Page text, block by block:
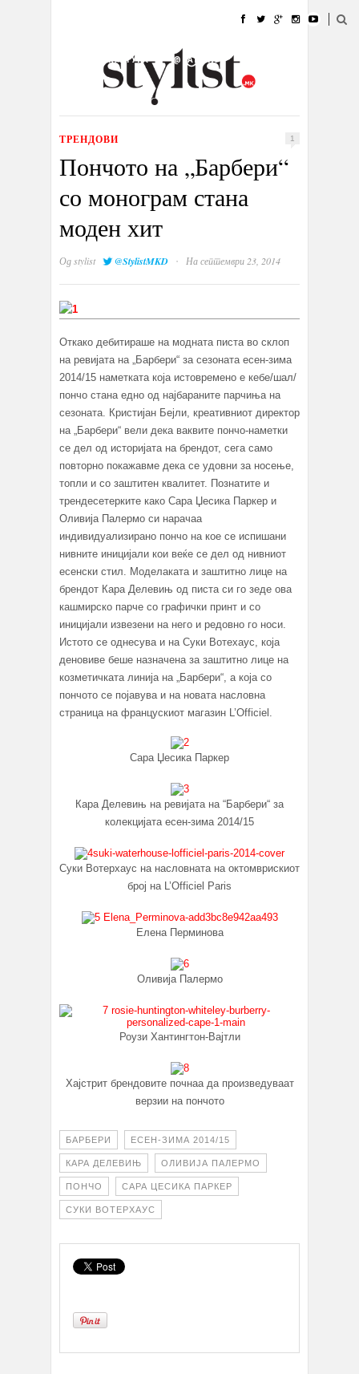
УБАВИНА
КУЛТУРА @РАБОТА
ИЗЛОГ
ТРЕНДОВИ 1
Пончото на „Барбери“
со монограм стана
моден хит
Одstylist @StylistMKD · На септември 23, 2014
Откако дебитираше на модната писта во склоп
на ревијата на „Барбери“ за сезоната есен-зима
2014/15 наметката која истовремено е кебе/шал/
пончо стана едно од најбараните парчиња на
сезоната. Кристијан Бејли, креативниот директор
на „Барбери“ вели дека ваквите пончо-наметки
се дел од историјата на брендот, сега само
повторно покажавме дека се удовни за носење,
топли и со заштитен квалитет. Познатите и
трендесетерките како Сара Џесика Паркер и
Оливија Палермо си нарачаа
индивидуализирано пончо на кое се испишани
нивните иницијали кои веќе се дел од нивниот
есенски стил. Моделаката и заштитно лице на
брендот Кара Делевињ од писта си го зеде ова
кашмирско парче со графички принт и со
иницијали извезени на него и редовно го носи.
Истото се однесува и на Суки Вотехаус, која
деновиве беше назначена за заштитно лице на
козметичката линија на „Барбери“, а која со
пончото се појавува и на новата насловна
страница на францускиот магазин L’Officiel.
Сара Џесика Паркер
Кара Делевињ на ревијата на “Барбери“ за
колекцијата есен-зима 2014/15
Суки Вотерхаус на насловната на октомврискиот
број на L’Officiel Paris
Елена Перминова
Оливија Палермо
Роузи Хантингтон-Вајтли
Хајстрит брендовите почнаа да произведуваат
верзии на пончото
БАРБЕРИ ЕСЕН-ЗИМА 2014/15
КАРА ДЕЛЕВИЊ ОЛИВИЈА ПАЛЕРМО
ПОНЧО САРА ЦЕСИКА ПАРКЕР
СУКИ ВОТЕРХАУС